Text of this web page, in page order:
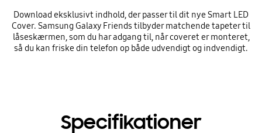
Download eksklusivt indhold, der passer til dit nye Smart LED
Cover. Samsung Galaxy Friends tilbyder matchende tapeter til
låseskærmen, som du har adgang til, når coveret er monteret,
så du kan friske din telefon op både udvendigt og indvendigt.
Specifikationer